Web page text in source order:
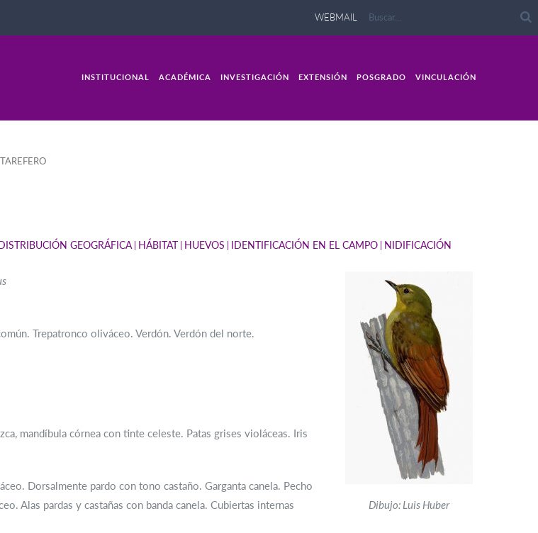
WEBMAIL
INSTITUCIONAL ACADÉMICA INVESTIGACIÓN EXTENSIÓN POSGRADO VINCULACIÓN
GEOGRÁFICA HÁBITAT HUEVOS IDENTIFICACIÓN EN EL CAMPO NIDIFICACIÓN
Dibujo: Luis Huber
Trepatronco oliváceo. Verdón. Verdón del norte.
mandíbula córnea con tinte celeste. Patas grises violáceas. Iris
Dorsalmente pardo con tono castaño. Garganta canela. Pecho
Alas pardas y castañas con banda canela. Cubiertas internas